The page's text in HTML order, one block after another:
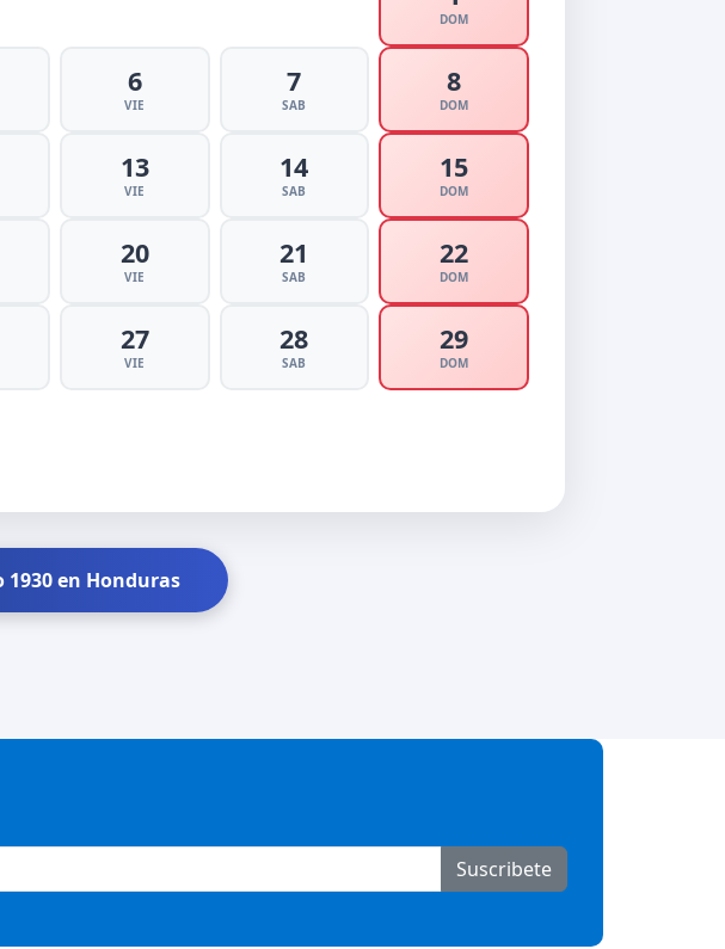
DOM
6
VIE
7
SAB
8
DOM
13
VIE
14
SAB
15
DOM
20
VIE
21
SAB
22
DOM
27
VIE
28
SAB
29
DOM
en Honduras
Suscribete